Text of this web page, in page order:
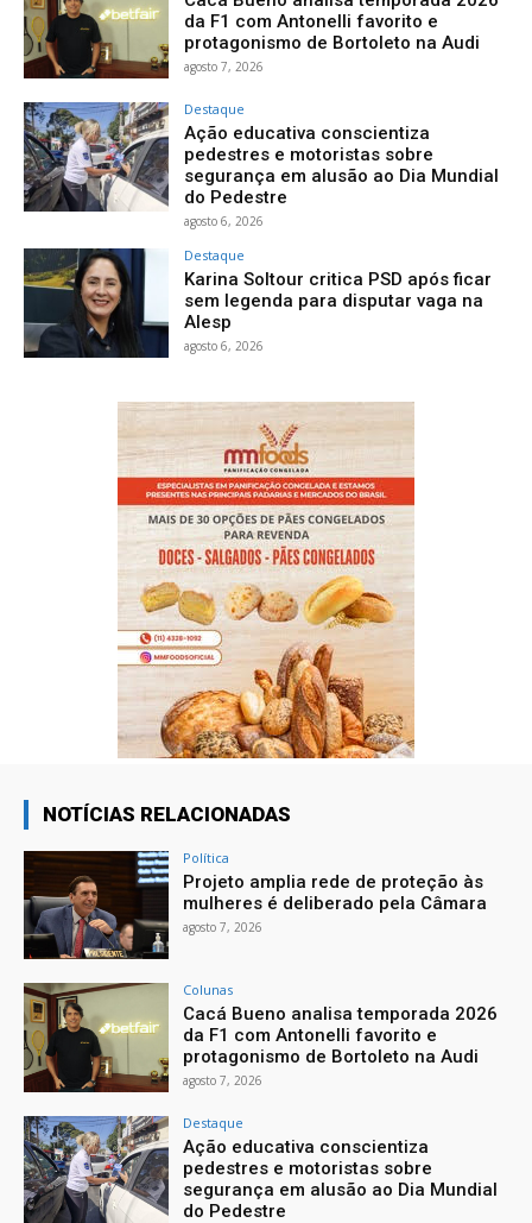
da F1 com Antonelli favorito e
protagonismo de Bortoleto na Audi
agosto 7, 2026
Destaque
Ação educativa conscientiza
pedestres e motoristas sobre
segurança em alusão ao Dia Mundial
do Pedestre
agosto 6, 2026
Destaque
Karina Soltour critica PSD após ficar
sem legenda para disputar vaga na
Alesp
agosto 6, 2026
NOTÍCIAS RELACIONADAS
Política
Projeto amplia rede de proteção às
mulheres é deliberado pela Câmara
agosto 7, 2026
Colunas
Cacá Bueno analisa temporada 2026
da F1 com Antonelli favorito e
protagonismo de Bortoleto na Audi
agosto 7, 2026
Destaque
Ação educativa conscientiza
pedestres e motoristas sobre
segurança em alusão ao Dia Mundial
do Pedestre